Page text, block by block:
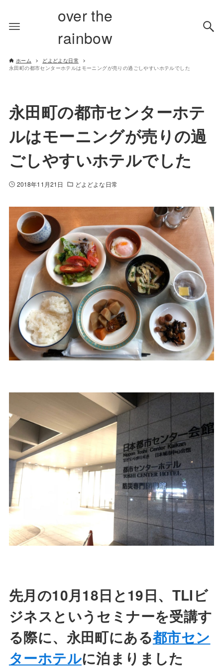
over the
rainbow
ホーム
どよどよな日常
永田町の都市センターホテルはモーニングが売りの過ごしやすいホテルでした
永田町の都市センターホテ
ルはモーニングが売りの過
ごしやすいホテルでした
2018年11月21日 どよどよな日常
先月の10月18日と19日、TLIビ
ジネスというセミナーを受講す
る際に、永田町にある都市セン
ターホテルに泊まりました